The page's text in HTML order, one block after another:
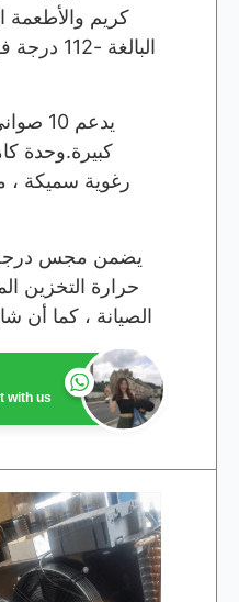
كريم والأطعمة
يدعم
كبيرة.وحدة
رغوية سميكة ،
يضمن مجس درجة
حرارة التخزين
الصيانة ، كما
with us